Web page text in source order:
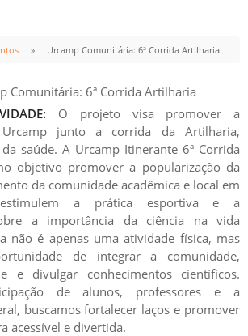
07 JUN
Urcamp Comunitária: 6ª Corrida Artilharia
Comunitária: 6ª Corrida Artilharia
O projeto visa promover a
Urcamp junto a corrida da Artilharia,
saúde. A Urcamp Itinerante 6ª Corrida
objetivo promover a popularização da
da comunidade acadêmica e local em
a prática esportiva e a
a importância da ciência na vida
não é apenas uma atividade física, mas
de integrar a comunidade,
e divulgar conhecimentos científicos.
de alunos, professores e a
buscamos fortalecer laços e promover
acessível e divertida.